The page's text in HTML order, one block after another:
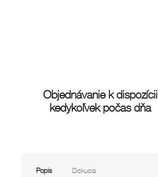
Objednávanie k dispozícii
kedykoľvek počas dňa
Popis Diskusia